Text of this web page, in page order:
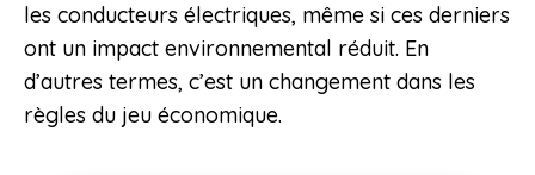
les conducteurs électriques, même si ces derniers
ont un impact environnemental réduit. En
d’autres termes, c’est un changement dans les
règles du jeu économique.